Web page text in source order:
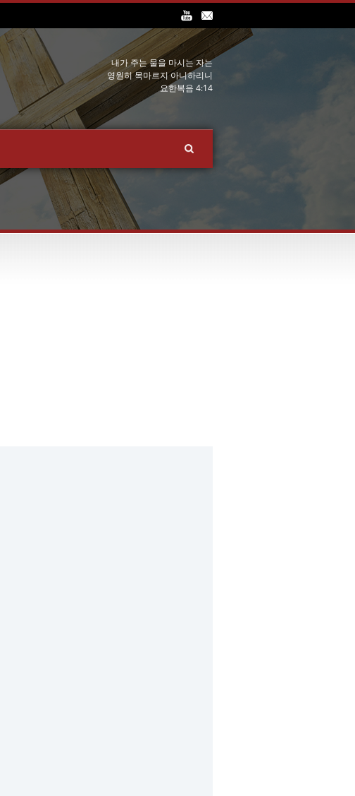
내가 주는 물을 마시는 자는
영원히 목마르지 아니하리니
요한복음 4:14